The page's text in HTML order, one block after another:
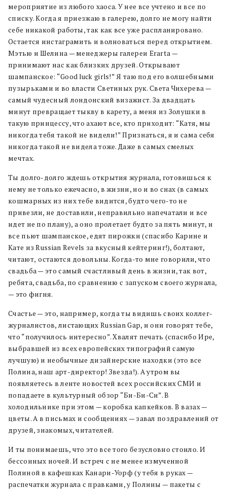
мероприятие из любого хаоса. У нее все учтено и все по
списку. Когда я приезжаю в галерею, долго не могу найти
себе никакой работы, так как все уже распланировано.
Остается инстаграмить и волноваться перед открытием.
Мэтью и Шелина — менеджеры галереи Erarta —
принимают нас как близких друзей. Открывают
шампанское: “Good luck girls!” Я таю под его волшебными
пузырьками и во власти Светиных рук. Света Чихерева —
самый чудесный лондонский визажист. За двадцать
минут превращает тыкву в карету, а меня из Золушки в
такую принцессу, что ахают все, кто приходит: “Катя, мы
никогда тебя такой не видели!” Признаться, я и сама себя
никогда такой не видела тоже. Даже в самых смелых
мечтах.
Ты долго-долго ждешь открытия журнала, готовишься к
нему не только ежечасно, в жизни, но и во снах (в самых
кошмарных из них тебе видится, будто чего-то не
привезли, не доставили, неправильно напечатали и все
идет не по плану), а оно пролетает будто за пять минут, и
все пьют шампанское, едят пирожки (спасибо Карине и
Кате из Russian Revels за вкусный кейтеринг!), болтают,
читают, остаются довольны. Когда-то мне говорили, что
свадьба — это самый счастливый день в жизни, так вот,
ребята, свадьба, по сравнению с запуском своего журнала,
— это фигня.
Счастье — это, например, когда ты видишь своих коллег-
журналистов, листающих Russian Gap, и они говорят тебе,
что “получилось интересно”. Хвалят печать (спасибо Ире,
выбравшей из всех европейских типографий самую
лучшую) и необычные дизайнерские находки (это все
Полина, наш арт-директор! Звезда!). А утром вы
появляетесь в ленте новостей всех российских СМИ и
попадаете в культурный обзор “Би-Би-Си”. В
холодильнике при этом — коробка капкейков. В вазах —
цветы. А в письмах и сообщениях — завал поздравлений от
друзей, знакомых, читателей.
И ты понимаешь, что это все того безусловно стоило. И
бессонных ночей. И встреч с не менее измученной
Полиной в кафешках Канари-Уорф (у тебя в руках —
распечатки журнала с правками, у Полины — пакеты с